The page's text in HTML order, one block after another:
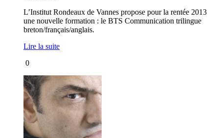
L’Institut Rondeaux de Vannes propose pour la rentée 2013
une nouvelle formation : le BTS Communication trilingue
breton/français/anglais.
Lire la suite
0